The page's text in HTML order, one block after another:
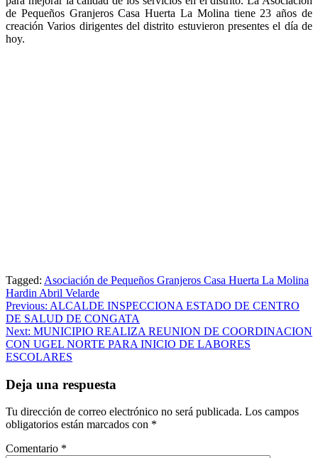
de Pequeños Granjeros Casa Huerta La Molina tiene 23 años de
creación Varios dirigentes del distrito estuvieron presentes el día de
hoy.
Tagged: Asociación de Pequeños Granjeros Casa Huerta La Molina
Hardin Abril Velarde
Navegación
de
entradas
Previous: ALCALDE INSPECCIONA ESTADO DE CENTRO
DE SALUD DE CONGATA
Next: MUNICIPIO REALIZA REUNION DE COORDINACION
CON UGEL NORTE PARA INICIO DE LABORES
ESCOLARES
Deja una respuesta
Tu dirección de correo electrónico no será publicada. Los campos
obligatorios están marcados con *
Comentario *